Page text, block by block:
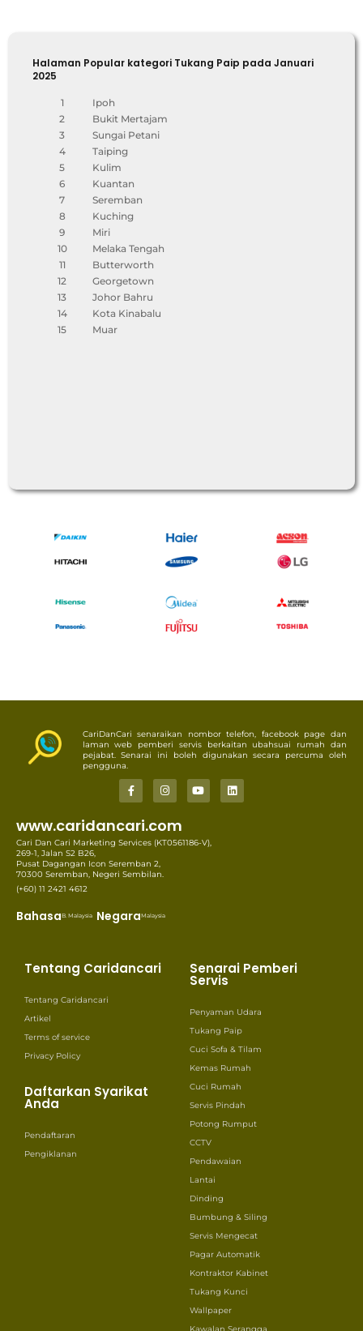
Halaman Popular kategori Tukang Paip pada Januari
2025
1
Ipoh
2
Bukit Mertajam
3
Sungai Petani
4
Taiping
5
Kulim
6
Kuantan
7
Seremban
8
Kuching
9
Miri
10
Melaka Tengah
11
Butterworth
12
Georgetown
13
Johor Bahru
14
Kota Kinabalu
15
Muar
CariDanCari senaraikan nombor telefon, facebook page dan
laman web pemberi servis berkaitan ubahsuai rumah dan
pejabat. Senarai ini boleh digunakan secara percuma oleh
pengguna.
www.caridancari.com
Cari Dan Cari Marketing Services (KT0561186-V),
269-1, Jalan S2 B26,
Pusat Dagangan Icon Seremban 2,
70300 Seremban, Negeri Sembilan.
(+60) 11 2421 4612
BahasaB. Malaysia NegaraMalaysia
Tentang Caridancari
Tentang Caridancari
Artikel
Terms of service
Privacy Policy
Daftarkan Syarikat
Anda
Pendaftaran
Pengiklanan
Senarai Pemberi
Servis
Penyaman Udara
Tukang Paip
Cuci Sofa & Tilam
Kemas Rumah
Cuci Rumah
Servis Pindah
Potong Rumput
CCTV
Pendawaian
Lantai
Dinding
Bumbung & Siling
Servis Mengecat
Pagar Automatik
Kontraktor Kabinet
Tukang Kunci
Wallpaper
Kawalan Serangga